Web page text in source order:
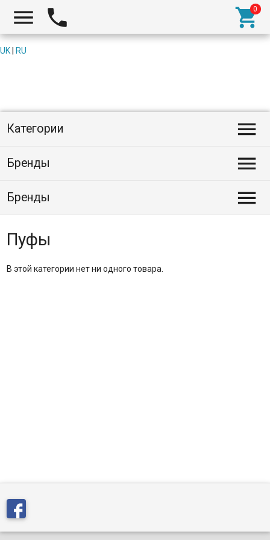
  
UK RU
Категории 
Бренды 
Бренды 
Пуфы
В этой категории нет ни одного товара.